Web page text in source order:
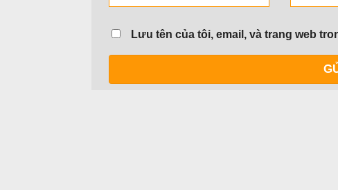
Lưu tên của tôi, email, và trang web